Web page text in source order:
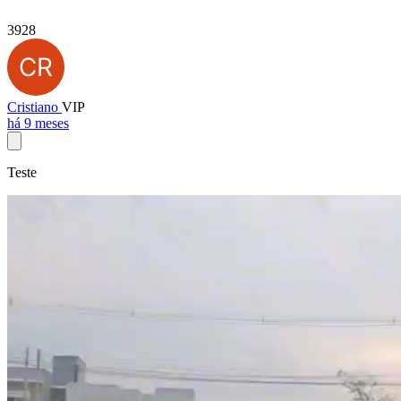
3928
Cristiano VIP
há 9 meses
Teste